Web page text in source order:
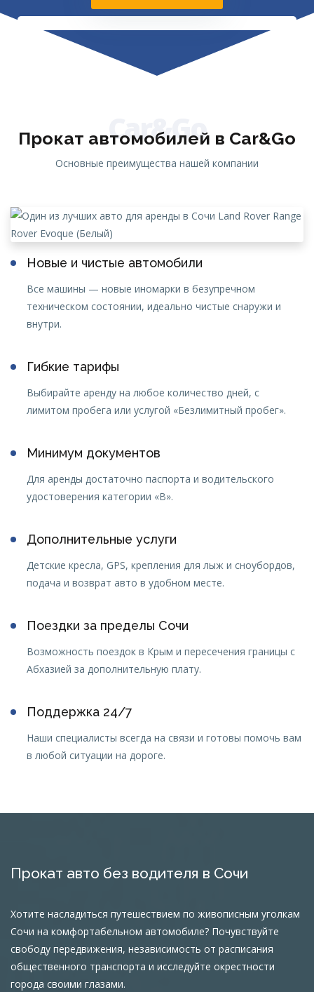
Прокат автомобилей в Car&Go
Основные преимущества нашей компании
Car&Go
Новые и чистые автомобили
Все машины — новые иномарки в безупречном
техническом состоянии, идеально чистые снаружи и
внутри.
Гибкие тарифы
Выбирайте аренду на любое количество дней, с
лимитом пробега или услугой «Безлимитный пробег».
Минимум документов
Для аренды достаточно паспорта и водительского
удостоверения категории «B».
Дополнительные услуги
Детские кресла, GPS, крепления для лыж и сноубордов,
подача и возврат авто в удобном месте.
Поездки за пределы Сочи
Возможность поездок в Крым и пересечения границы с
Абхазией за дополнительную плату.
Поддержка 24/7
Наши специалисты всегда на связи и готовы помочь вам
в любой ситуации на дороге.
Прокат авто без водителя в Сочи
Хотите насладиться путешествием по живописным уголкам
Сочи на комфортабельном автомобиле? Почувствуйте
свободу передвижения, независимость от расписания
общественного транспорта и исследуйте окрестности
города своими глазами.